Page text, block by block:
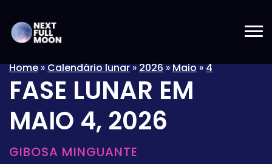
Home»Calendário lunar»2026»Maio»4
FASE LUNAR EM
MAIO 4, 2026
GIBOSA MINGUANTE